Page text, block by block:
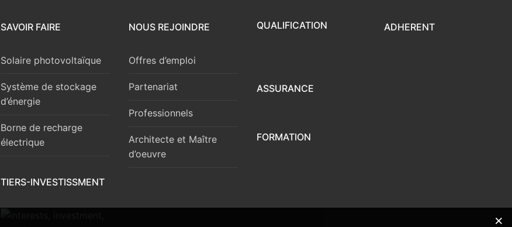
SAVOIR FAIRE
Solaire photovoltaïque
Système de stockage
d’énergie
Borne de recharge
électrique
TIERS-INVESTISSMENT
NOUS REJOINDRE
Offres d’emploi
Partenariat
Professionnels
Architecte et Maître
d’oeuvre
QUALIFICATION
ASSURANCE
FORMATION
ADHERENT